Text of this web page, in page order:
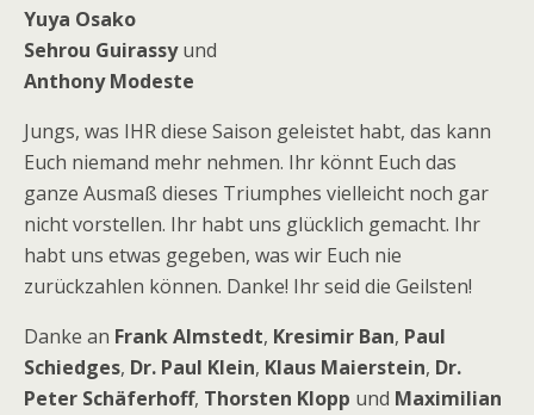
Yuya Osako
Sehrou Guirassyund
Anthony Modeste
Jungs, was IHR diese Saison geleistet habt, das kann
Euch niemand mehr nehmen. Ihr könnt Euch das
ganze Ausmaß dieses Triumphes vielleicht noch gar
nicht vorstellen. Ihr habt uns glücklich gemacht. Ihr
habt uns etwas gegeben, was wir Euch nie
zurückzahlen können. Danke! Ihr seid die Geilsten!
Danke an Frank Almstedt, Kresimir Ban, Paul
Schiedges, Dr. Paul Klein, Klaus Maierstein, Dr.
Peter Schäferhoff, Thorsten Klopp und Maximilian